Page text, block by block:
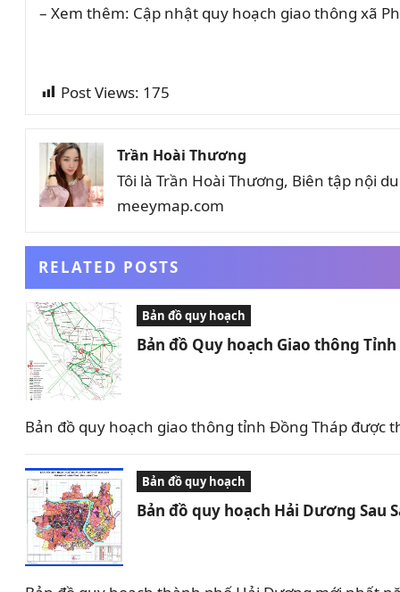
– Xem thêm: Cập nhật quy hoạch giao thông xã
Post Views: 175
Trần Hoài Thương
Tôi là Trần Hoài Thương, Biên tập nội
meeymap.com
RELATED POSTS
Bản đồ quy hoạch
Bản đồ Quy hoạch Giao thông
Bản đồ quy hoạch giao thông tỉnh Đồng Tháp
Bản đồ quy hoạch
Bản đồ quy hoạch Hải Dương Sau